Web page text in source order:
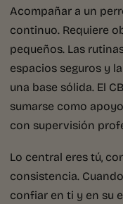
Acompañar a un
continuo. Requiere
pequeños. Las
espacios seguros y
una base sólida. El
sumarse como
con supervisión
Lo central eres tú,
consistencia.
confiar en ti y en su